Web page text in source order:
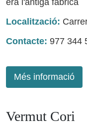
era l'antiga fàbrica
Localització:
Contacte: 977 344
Més informació
Vermut Cori